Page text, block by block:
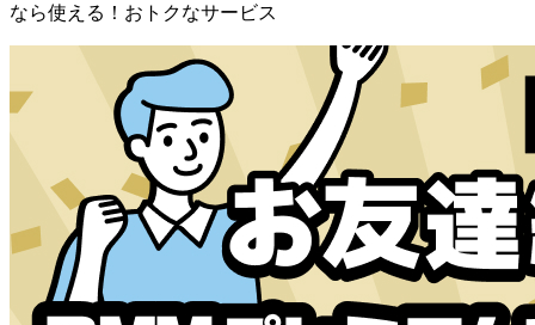
なら使える！おトクなサービス